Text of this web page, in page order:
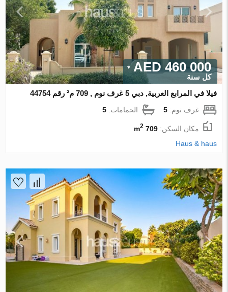
460 000 AED
كل سنة
فيلا في المرابع العربية, دبي 5 غرف نوم , 709 م² رقم 44754
غرف نوم:5 الحمامات:5
مكان السكن:709 m
2
Haus & haus